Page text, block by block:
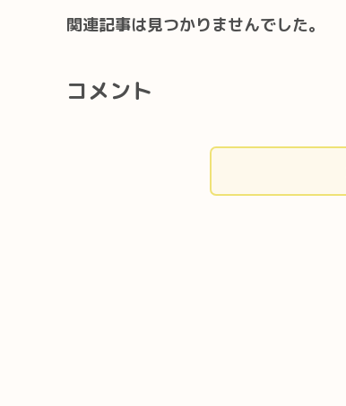
関連記事は見つかりませんでした。
コメント